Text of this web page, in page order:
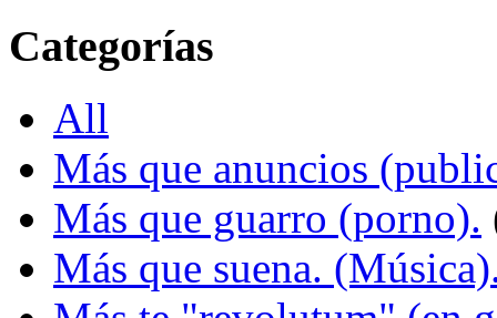
Categorías
All
Más que anuncios
Más que guarro (porno).
Más que suena.